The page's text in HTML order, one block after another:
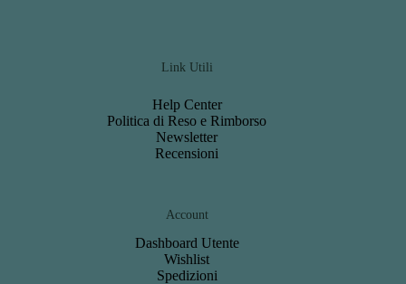
Link Utili
Help Center
Politica di Reso e Rimborso
Newsletter
Recensioni
Account
Dashboard Utente
Wishlist
Spedizioni